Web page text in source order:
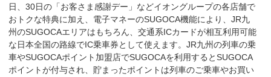
日、30日の「お客さま感謝デー」などイオングループの各店舗で
おトクな特典に加え、電子マネーのSUGOCA機能により、JR九
州のSUGOCAエリアはもちろん、交通系ICカードが相互利用可能
な日本全国の路線でIC乗車券として使えます。JR九州の列車の乗
車やSUGOCAポイント加盟店でSUGOCAを利用するとSUGOCA
ポイントが付与され、貯まったポイントは列車のご乗車やお買い